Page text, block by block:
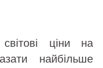
ціни на
найбільше